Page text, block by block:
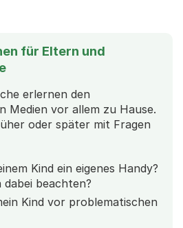
für Eltern und
erlernen den
Medien vor allem zu Hause.
oder später mit Fragen
Kind ein eigenes Handy?
dabei beachten?
Kind vor problematischen